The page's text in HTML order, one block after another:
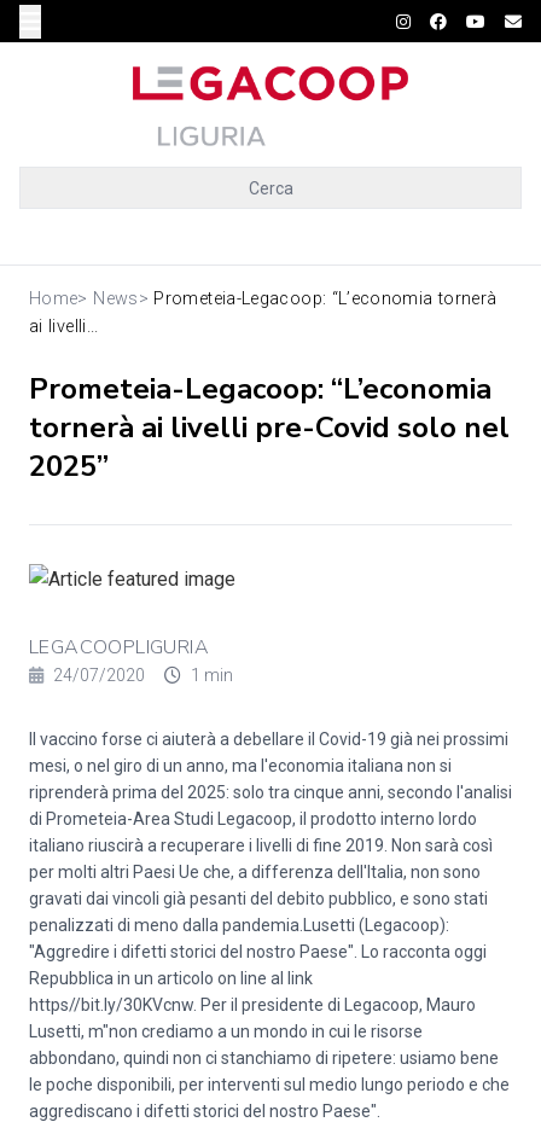
Cerca
Home> News> Prometeia-Legacoop: “L’economia tornerà
ai livelli...
Prometeia-Legacoop: “L’economia
tornerà ai livelli pre-Covid solo nel
2025”
LEGACOOPLIGURIA
24/07/2020 1 min
Il vaccino forse ci aiuterà a debellare il Covid-19 già nei prossimi
mesi, o nel giro di un anno, ma l'economia italiana non si
riprenderà prima del 2025: solo tra cinque anni, secondo l'analisi
di Prometeia-Area Studi Legacoop, il prodotto interno lordo
italiano riuscirà a recuperare i livelli di fine 2019. Non sarà così
per molti altri Paesi Ue che, a differenza dell'Italia, non sono
gravati dai vincoli già pesanti del debito pubblico, e sono stati
penalizzati di meno dalla pandemia.Lusetti (Legacoop):
"Aggredire i difetti storici del nostro Paese". Lo racconta oggi
Repubblica in un articolo on line al link
https//bit.ly/30KVcnw . Per il presidente di Legacoop, Mauro
Lusetti, m"non crediamo a un mondo in cui le risorse
abbondano, quindi non ci stanchiamo di ripetere: usiamo bene
le poche disponibili, per interventi sul medio lungo periodo e che
aggrediscano i difetti storici del nostro Paese".